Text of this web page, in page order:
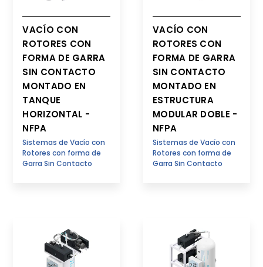
VACÍO CON
ROTORES CON
FORMA DE GARRA
SIN CONTACTO
MONTADO EN
TANQUE
HORIZONTAL -
NFPA
Sistemas de Vacío con
Rotores con forma de
Garra Sin Contacto
VACÍO CON
ROTORES CON
FORMA DE GARRA
SIN CONTACTO
MONTADO EN
ESTRUCTURA
MODULAR DOBLE -
NFPA
Sistemas de Vacío con
Rotores con forma de
Garra Sin Contacto